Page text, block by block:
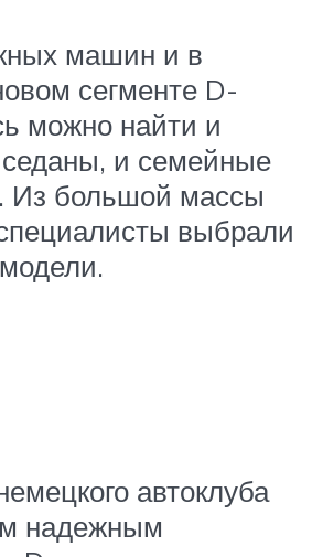
машин и в
сегменте D-
можно найти и
и семейные
Из большой массы
выбрали
автоклуба
надежным